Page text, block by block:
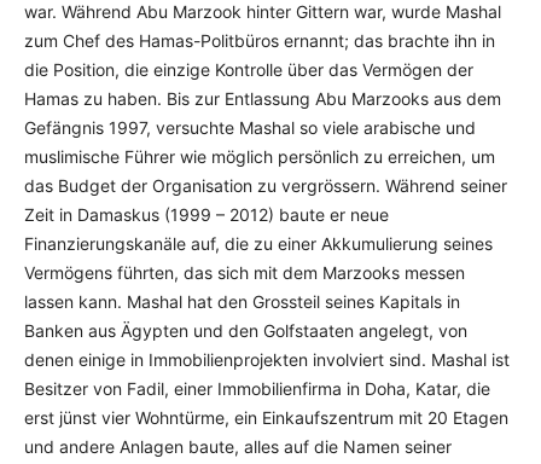
war. Während Abu Marzook hinter Gittern war, wurde Mashal
zum Chef des Hamas-Politbüros ernannt; das brachte ihn in
die Position, die einzige Kontrolle über das Vermögen der
Hamas zu haben. Bis zur Entlassung Abu Marzooks aus dem
Gefängnis 1997, versuchte Mashal so viele arabische und
muslimische Führer wie möglich persönlich zu erreichen, um
das Budget der Organisation zu vergrössern. Während seiner
Zeit in Damaskus (1999 – 2012) baute er neue
Finanzierungskanäle auf, die zu einer Akkumulierung seines
Vermögens führten, das sich mit dem Marzooks messen
lassen kann. Mashal hat den Grossteil seines Kapitals in
Banken aus Ägypten und den Golfstaaten angelegt, von
denen einige in Immobilienprojekten involviert sind. Mashal ist
Besitzer von Fadil, einer Immobilienfirma in Doha, Katar, die
erst jünst vier Wohntürme, ein Einkaufszentrum mit 20 Etagen
und andere Anlagen baute, alles auf die Namen seiner